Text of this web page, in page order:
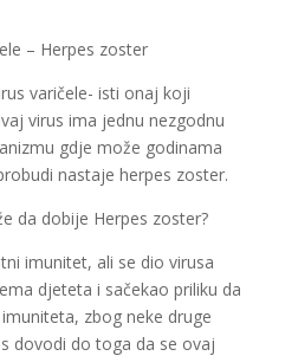
– Herpes zoster
varičele- isti onaj koji
virus ima jednu nezgodnu
gdje može godinama
nastaje herpes zoster.
da dobije Herpes zoster?
imunitet, ali se dio virusa
djeteta i sačekao priliku da
zbog neke druge
dovodi do toga da se ovaj